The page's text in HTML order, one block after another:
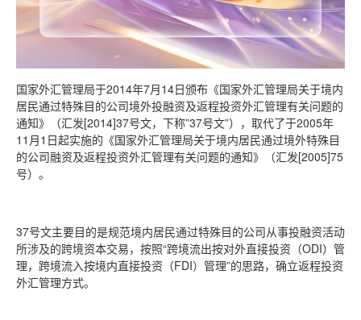
国家外汇管理局于2014年7月14日颁布《国家外汇管理局关于境内
居民通过特殊目的公司境外投融资及返程投资外汇管理有关问题的
通知》（汇发[2014]37号文，下称”37号文”），取代了于2005年
11月1日起实施的《国家外汇管理局关于境内居民通过境外特殊目
的公司融资及返程投资外汇管理有关问题的通知》（汇发[2005]75
号）。
37号文主要目的是规范境内居民通过特殊目的公司从事投融资活动
所涉及的跨境资本交易，按照“跨境流出按对外直接投资（ODI）管
理，跨境流入按境内直接投资（FDI）管理”的思路，确立返程投资
外汇管理方式。